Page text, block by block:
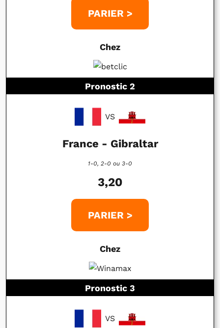
PARIER >
Chez
Pronostic 2
VS
France - Gibraltar
1-0, 2-0 ou 3-0
3,20
PARIER >
Chez
Pronostic 3
VS